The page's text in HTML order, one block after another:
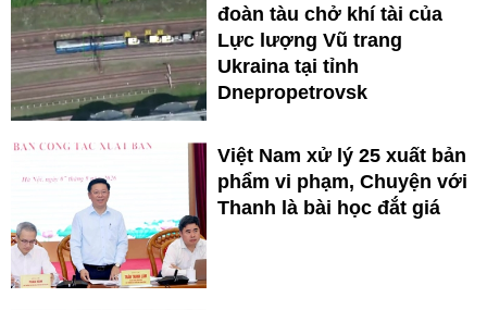
đoàn tàu chở khí tài của
Lực lượng Vũ trang
Ukraina tại tỉnh
Dnepropetrovsk
Việt Nam xử lý 25 xuất bản
phẩm vi phạm, Chuyện với
Thanh là bài học đắt giá